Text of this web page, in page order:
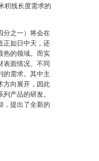
积线长度需求的
分之一）将会在
正如日中天，还
热的领域。而实
表面情况、不同
的需求。其中主
方向展开，因此
产品的研发。
，提出了全新的